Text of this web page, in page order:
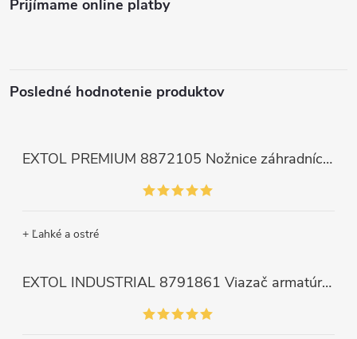
Prijímame online platby
Posledné hodnotenie produktov
EXTOL PREMIUM 8872105 Nožnice záhradnícke dlhé úzke, 200mm, max. prestrih Ø6mm
+ Ľahké a ostré
EXTOL INDUSTRIAL 8791861 Viazač armatúr aku Share20V, bez aku, drôt 0,8mm, oko 8-34mm, bezuhlíkový motor